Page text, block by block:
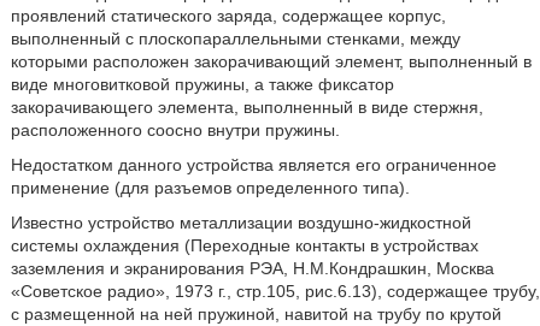
проявлений статического заряда, содержащее корпус,
выполненный с плоскопараллельными стенками, между
которыми расположен закорачивающий элемент, выполненный в
виде многовитковой пружины, а также фиксатор
закорачивающего элемента, выполненный в виде стержня,
расположенного соосно внутри пружины.
Недостатком данного устройства является его ограниченное
применение (для разъемов определенного типа).
Известно устройство металлизации воздушно-жидкостной
системы охлаждения (Переходные контакты в устройствах
заземления и экранирования РЭА, Н.М.Кондрашкин, Москва
«Советское радио», 1973 г., стр.105, рис.6.13), содержащее трубу,
с размещенной на ней пружиной, навитой на трубу по крутой